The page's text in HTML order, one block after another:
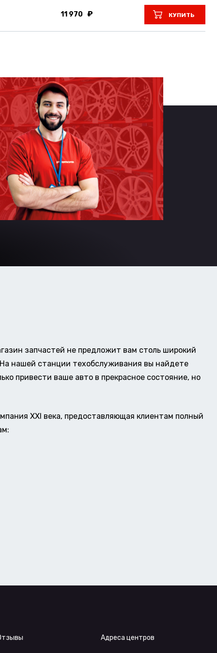
11 970 КУПИТЬ
запчастей не предложит вам столь широкий
нашей станции техобслуживания вы найдете
привести ваше авто в прекрасное состояние, но
XXI века, предоставляющая клиентам полный
Адреса центров